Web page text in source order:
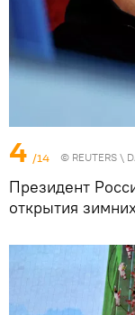
4 /14 © REUTERS \
Президент
открытия